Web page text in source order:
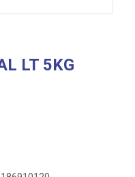
LT 5KG